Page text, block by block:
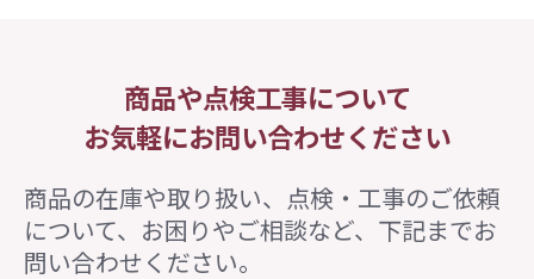
商品や点検工事について
お気軽にお問い合わせください
商品の在庫や取り扱い、点検・工事のご依頼
について、 お困りやご相談など、下記までお
問い合わせください。